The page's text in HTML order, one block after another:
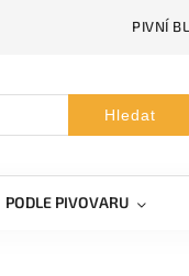
PIVNÍ
Hledat
PODLE PIVOVARU